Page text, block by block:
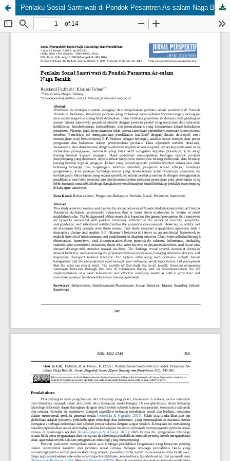
Perilaku Sosial Santriwati di Pondok Pesantren As-salam Naga Beralih